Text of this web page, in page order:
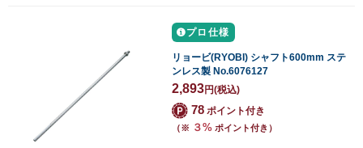
プロ仕様
リョービ(RYOBI) シャフト600mm ステ
ンレス製 No.6076127
2,893円(税込)
78 ポイント付き
（※ ３% ポイント付き）